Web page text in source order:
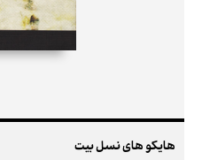
هایکو های نسل بیت